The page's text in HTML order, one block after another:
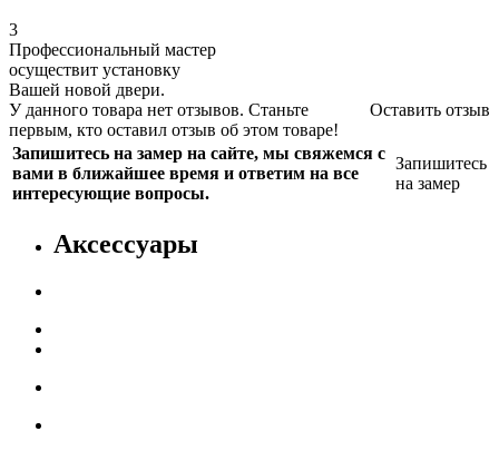
3
Профессиональный мастер
осуществит установку
Вашей новой двери.
Оставить отзыв
У данного товара нет отзывов. Станьте
первым, кто оставил отзыв об этом товаре!
Запишитесь на замер на сайте, мы свяжемся с
вами в ближайшее время и ответим на все
интересующие вопросы.
Запишитесь
на замер
Аксессуары